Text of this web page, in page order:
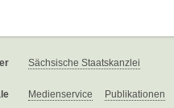
Sächsische Staatskanzlei
Medienservice Publikationen